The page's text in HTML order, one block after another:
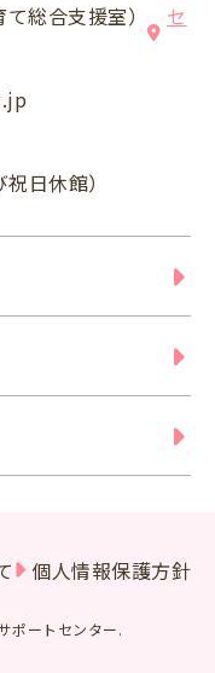
総合支援室）
セ
日休館）
ポートセンター.
個人情報保護方針